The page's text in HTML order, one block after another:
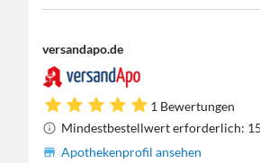
versandapo.de
1 Bewertungen
Mindestbestellwert erforderlich:
Apothekenprofil ansehen